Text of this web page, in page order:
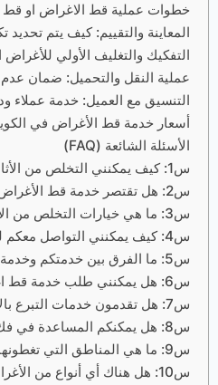
خطوات عملية قط الاغراض او قط
المعاينة والتقييم: كيف يتم تحديد
التفكيك والتغليف الأولي للأغراض
عملية النقل والتحميل: ضمان
التنسيق مع العميل: خدمة عملاء
أسعار خدمة قط الأغراض في
الأسئلة الشائعة (FAQ)
س1: كيف يمكنني التخلص من الأثاث القديم في الكويت بطريقة سهلة ومسؤولة؟
س2: هل تقتصر خدمة قط الأغراض على الأثاث المنزلي فقط أم تشمل أنواعًا أخرى من الأغراض؟
س3: ما هي خيارات التخلص من الأغراض التي لم تعد صالحة للاستخدام أو التبرع بها؟
س4: كيف يمكنني التواصل معكم لطلب خدمة قط اغراض ؟
س5: ما الفرق بين خدمتكم وخدمة البلدية للتخلص من الأثاث في الكويت، ولماذا أختاركم؟
س6: هل يمكنني طلب خدمة قط اغراض عاجلة أو في نفس اليوم؟
س7: هل تقدمون خدمات التبرع بالأثاث والأغراض الصالحة للاستخدام؟
س8: هل يمكنكم المساعدة في فك وتركيب الأثاث قبل عملية قط الأغراض؟
س9: ما هي المناطق التي تغطونها في الكويت لخدمة قط اغراض؟
س10: هل هناك أي أنواع من الأغراض لا تتعاملون معها؟